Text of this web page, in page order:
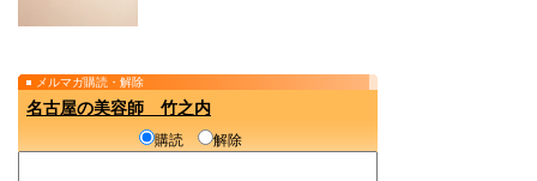
メルマガ購読・解除
名古屋の美容師 竹之内
購読 解除